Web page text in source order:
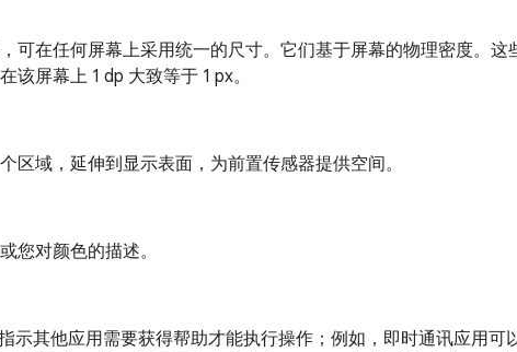
可在任何屏幕上采用统一的尺寸。它们基于屏幕的物理密度。这
该屏幕上 1 dp 大致等于 1 px。
区域，延伸到显示表面，为前置传感器提供空间。
您对颜色的描述。
示其他应用需要获得帮助才能执行操作；例如，即时通讯应用可